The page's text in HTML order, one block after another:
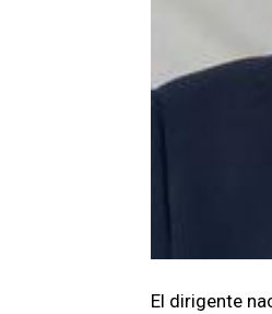
El dirigente